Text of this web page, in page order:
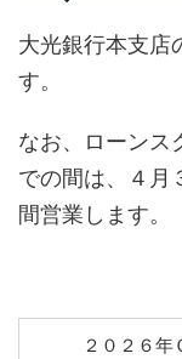
大光銀行本支店
す。
なお、ローンス
での間は、４月
間営業します。
２０２６年